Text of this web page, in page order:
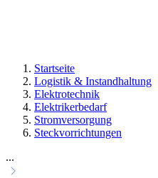
Startseite
Logistik & Instandhaltung
Elektrotechnik
Elektrikerbedarf
Stromversorgung
Steckvorrichtungen
...